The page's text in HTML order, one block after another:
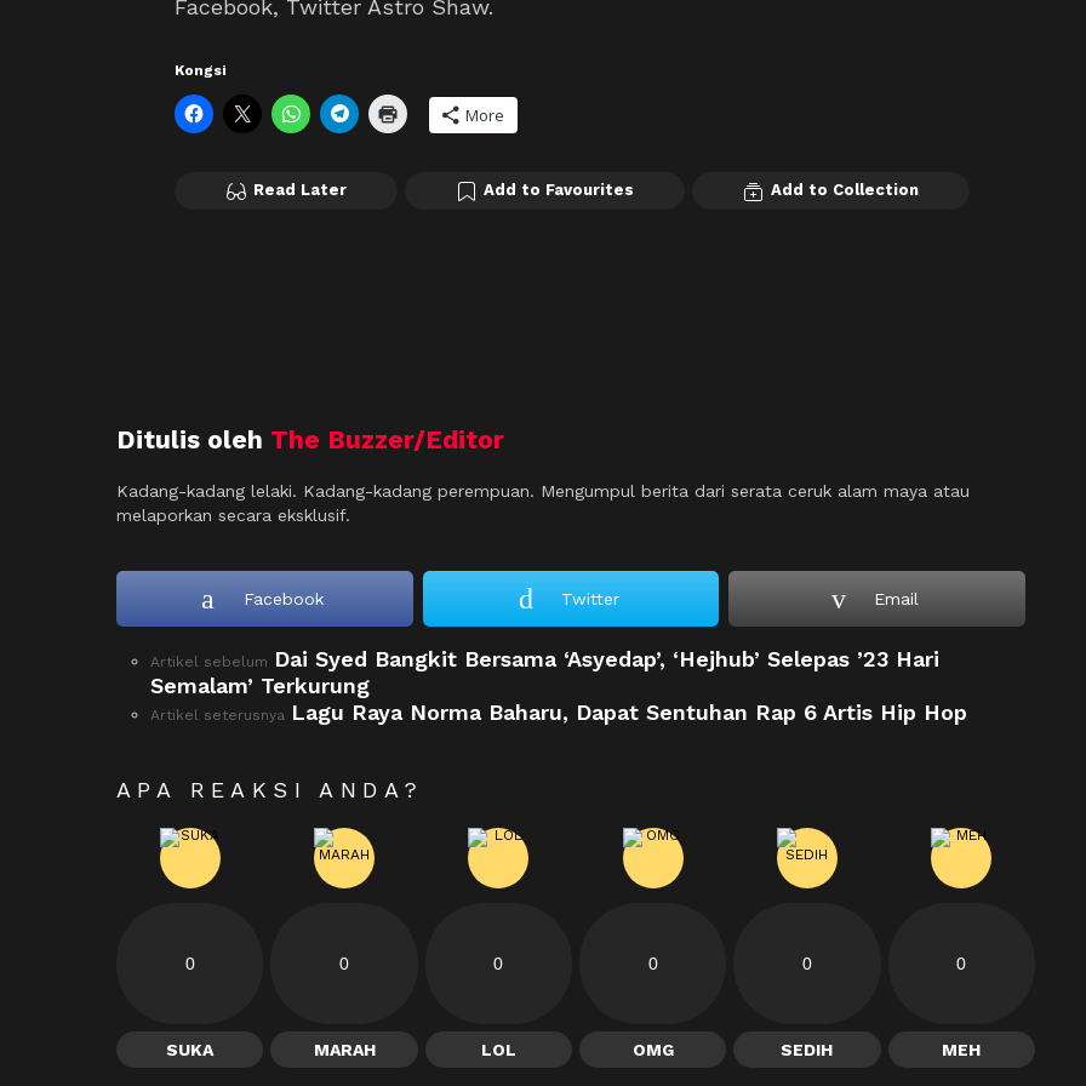
Facebook, Twitter Astro Shaw.
Kongsi
More
Read Later Add to Favourites Add to Collection
Ditulis oleh The Buzzer/Editor
Kadang-kadang lelaki. Kadang-kadang perempuan. Mengumpul berita dari serata ceruk alam maya atau
melaporkan secara eksklusif.
Facebook Twitter Email
See
more
Artikel sebelum Dai Syed Bangkit Bersama ‘Asyedap’, ‘Hejhub’ Selepas ’23 Hari
Semalam’ Terkurung
Artikel seterusnya Lagu Raya Norma Baharu, Dapat Sentuhan Rap 6 Artis Hip Hop
APA REAKSI ANDA?
0
SUKA
0
MARAH
0
LOL
0
OMG
0
SEDIH
0
MEH